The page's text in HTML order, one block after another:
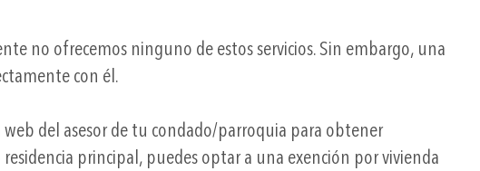
no ofrecemos ninguno de estos servicios. Sin embargo, una
con él.
del asesor de tu condado/parroquia para obtener
principal, puedes optar a una exención por vivienda